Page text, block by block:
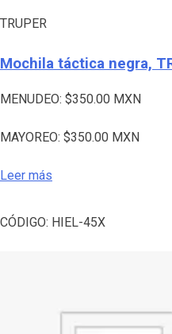
TRUPER
Mochila táctica negra,
MENUDEO: $350.00 MXN
MAYOREO: $350.00 MXN
Leer más
CÓDIGO: HIEL-45X